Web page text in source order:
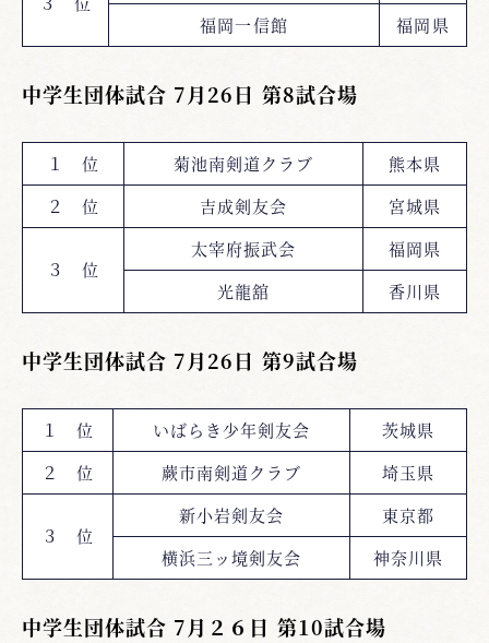
福岡一信館
福岡県
中学生団体試合 7月26日 第8試合場
１ 位 菊池南剣道クラブ
熊本県
２ 位
吉成剣友会 宮城県
３ 位
太宰府振武会
福岡県
光龍舘
香川県
中学生団体試合 7月26日 第9試合場
１ 位 いばらき少年剣友会
茨城県
２ 位
蕨市南剣道クラブ 埼玉県
３ 位
新小岩剣友会
東京都
横浜三ッ境剣友会
神奈川県
中学生団体試合 7月２６日 第10試合場